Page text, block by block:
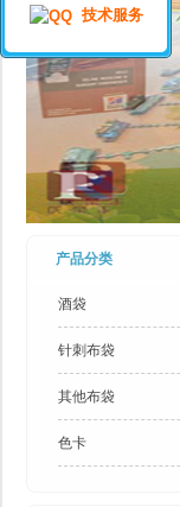
产品分类
酒袋
针刺布袋
其他布袋
色卡
技术服务